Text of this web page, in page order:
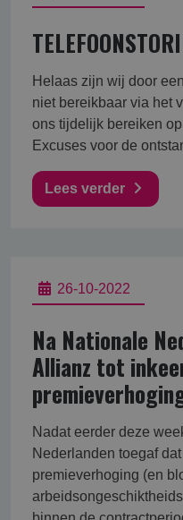
Helaas zijn wij door
niet bereikbaar via het
ons tijdelijk bereiken
Excuses voor de
Lees verder
26-10-2022
Na Nationale
Allianz tot
Nadat eerder deze
Nederlanden toegaf
premieverhoging (en